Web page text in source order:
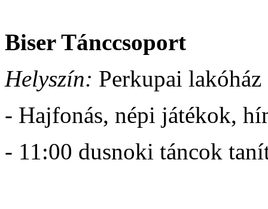
Biser Tánccsoport
Helyszín: Perkupai
- Hajfonás, népi játékok,
- 11:00 dusnoki táncok